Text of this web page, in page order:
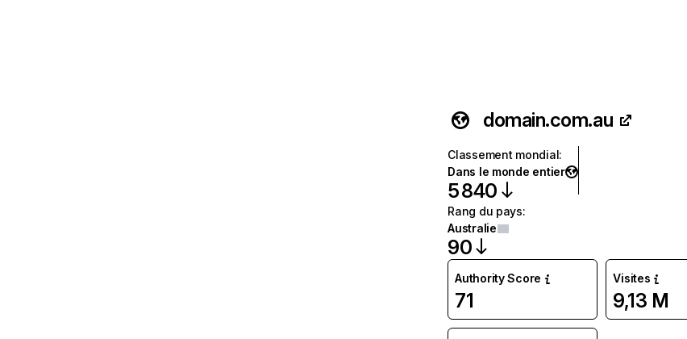
domain.com.au
Classement mondial:
Dans le monde entier
5 840
Rang du pays:
Australie
90
Authority Score
71
Visites
9,13 M